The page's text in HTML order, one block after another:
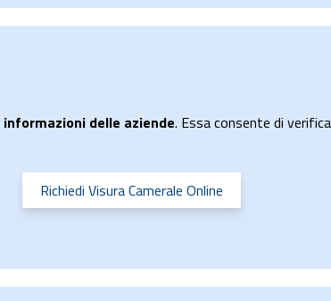
informazioni delle aziende. Essa consente di
Richiedi Visura Camerale Online